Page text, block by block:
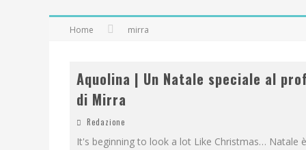
Home mirra
Aquolina | Un Natale speciale al
di Mirra
Redazione
It's beginning to look a lot Like Christmas… Natale è